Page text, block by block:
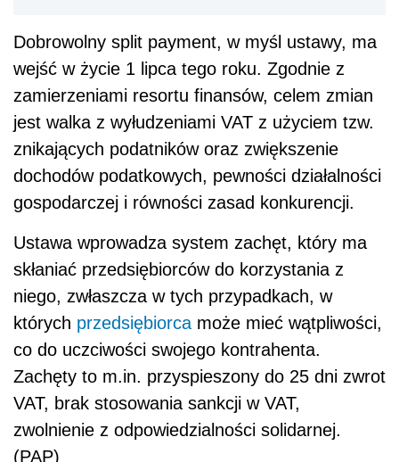
Dobrowolny split payment, w myśl ustawy, ma
wejść w życie 1 lipca tego roku. Zgodnie z
zamierzeniami resortu finansów, celem zmian
jest walka z wyłudzeniami VAT z użyciem tzw.
znikających podatników oraz zwiększenie
dochodów podatkowych, pewności działalności
gospodarczej i równości zasad konkurencji.
Ustawa wprowadza system zachęt, który ma
skłaniać przedsiębiorców do korzystania z
niego, zwłaszcza w tych przypadkach, w
których przedsiębiorca może mieć wątpliwości,
co do uczciwości swojego kontrahenta.
Zachęty to m.in. przyspieszony do 25 dni zwrot
VAT, brak stosowania sankcji w VAT,
zwolnienie z odpowiedzialności solidarnej.
(PAP)